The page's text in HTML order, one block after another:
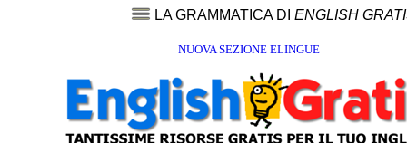
LA GRAMMATICA DI ENGLISH
NUOVA SEZIONE ELINGUE